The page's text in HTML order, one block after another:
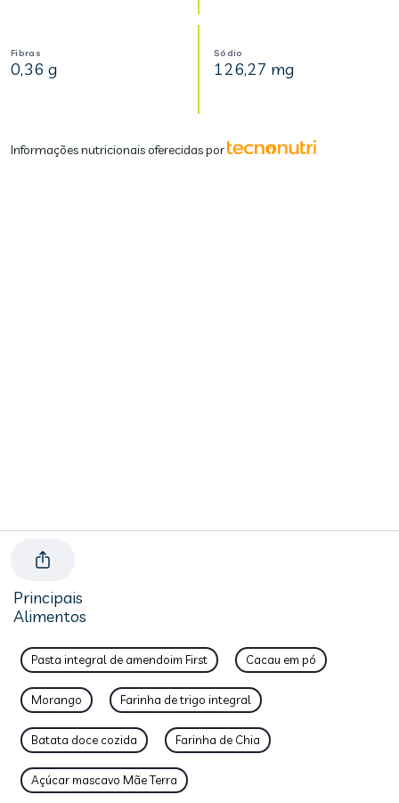
Fibras
0,36 g
Sódio
126,27 mg
Informações nutricionais oferecidas por
Principais
Alimentos
Pasta integral de amendoim First Cacau em pó
Morango Farinha de trigo integral
Batata doce cozida Farinha de Chia
Açúcar mascavo Mãe Terra